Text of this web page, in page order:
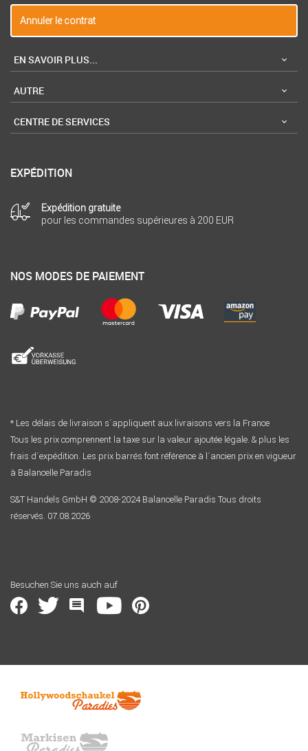
Annuler le contrat
EN SAVOIR PLUS...
AUTRE
CENTRE DE SERVICES
EXPÉDITION
Expédition gratuite
pour les commandes supérieures à 200 EUR
NOS MODES DE PAIEMENT
* Les délais de livraison s´appliquent aux livraisons vers la France
Tous les prix comprennent la taxe sur la valeur ajoutée légale. & plus les
frais d´expédition. Les prix barrés font référence à l´ancien prix en vigueur
à Balancelle Paradis
S&T Handels GmbH © 2008-2024 Balancelle Paradis Tous droits
réservés. 07.08.2026
Besuchen Sie uns auch auf